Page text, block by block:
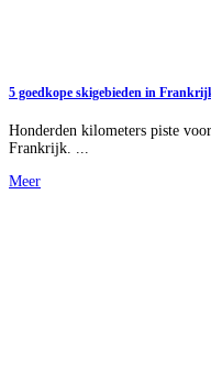
5 goedkope skigebieden in
Honderden kilometers piste
Frankrijk. ...
Meer